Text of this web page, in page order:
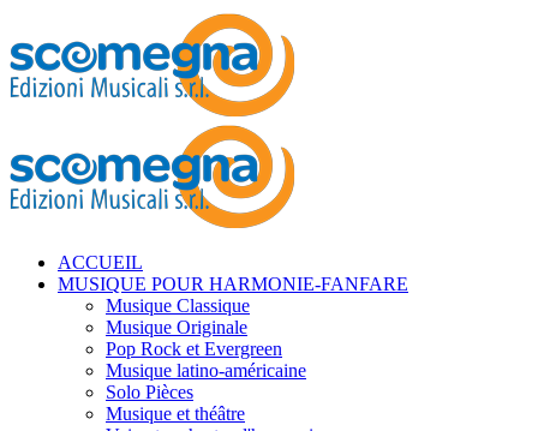
ACCUEIL
MUSIQUE POUR HARMONIE-FANFARE
Musique Classique
Musique Originale
Pop Rock et Evergreen
Musique latino-américaine
Solo Pièces
Musique et théâtre